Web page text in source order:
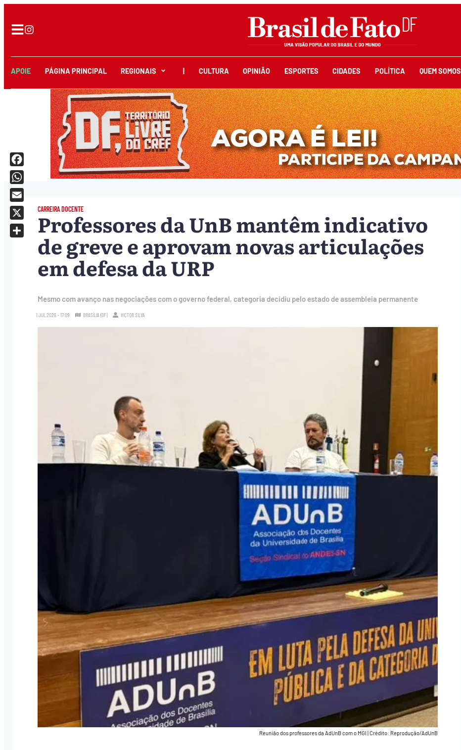
APOIE PÁGINA PRINCIPAL REGIONAIS CULTURA OPINIÃO ESPORTES CIDADES POLÍTICA QUEM SOMOS
CARREIRA DOCENTE
Professores da UnB mantêm indicativo
de greve e aprovam novas articulações
em defesa da URP
Mesmo com avanço nas negociações com o governo federal, categoria decidiu pelo estado de assembleia permanente
1.JUL.2026 - 17:09 BRASÍLIA (DF) VICTOR SILVA
Reunião dos professores da AdUnB com o MGI |Crédito: Reprodução/AdUnB
Facebook
WhatsApp
Email
X